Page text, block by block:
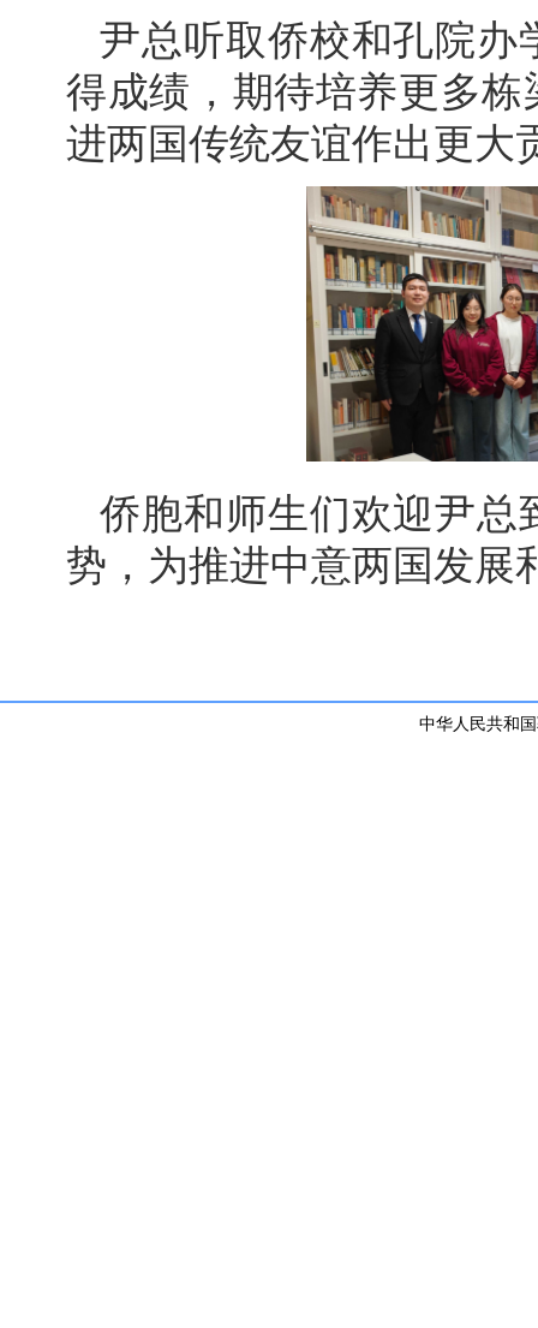
尹总听取侨校和孔院办
得成绩，期待培养更多
进两国传统友谊作出更大
侨胞和师生们欢迎尹总
势，为推进中意两国发展
中华人民共和